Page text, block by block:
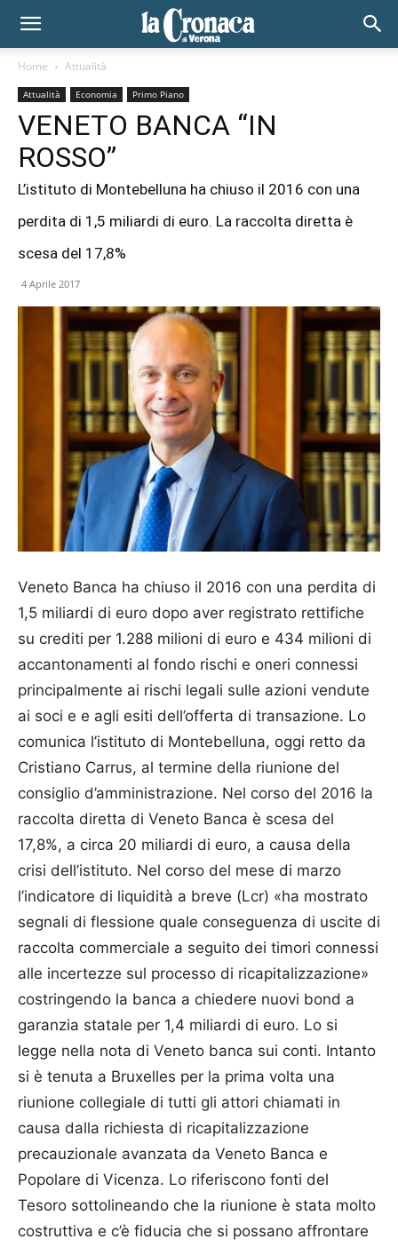
Home Attualità
Attualità Economia Primo Piano
VENETO BANCA “IN
ROSSO”
L’istituto di Montebelluna ha chiuso il 2016 con una
perdita di 1,5 miliardi di euro. La raccolta diretta è
scesa del 17,8%
4 Aprile 2017
Veneto Banca ha chiuso il 2016 con una perdita di
1,5 miliardi di euro dopo aver registrato rettifiche
su crediti per 1.288 milioni di euro e 434 milioni di
accantonamenti al fondo rischi e oneri connessi
principalmente ai rischi legali sulle azioni vendute
ai soci e e agli esiti dell’offerta di transazione. Lo
comunica l’istituto di Montebelluna, oggi retto da
Cristiano Carrus, al termine della riunione del
consiglio d’amministrazione. Nel corso del 2016 la
raccolta diretta di Veneto Banca è scesa del
17,8%, a circa 20 miliardi di euro, a causa della
crisi dell’istituto. Nel corso del mese di marzo
l’indicatore di liquidità a breve (Lcr) «ha mostrato
segnali di flessione quale conseguenza di uscite di
raccolta commerciale a seguito dei timori connessi
alle incertezze sul processo di ricapitalizzazione»
costringendo la banca a chiedere nuovi bond a
garanzia statale per 1,4 miliardi di euro. Lo si
legge nella nota di Veneto banca sui conti. Intanto
si è tenuta a Bruxelles per la prima volta una
riunione collegiale di tutti gli attori chiamati in
causa dalla richiesta di ricapitalizzazione
precauzionale avanzata da Veneto Banca e
Popolare di Vicenza. Lo riferiscono fonti del
Tesoro sottolineando che la riunione è stata molto
costruttiva e c’è fiducia che si possano affrontare